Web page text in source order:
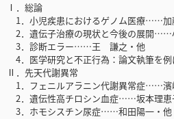
Ⅰ．総論
1．小児疾患におけるゲノム医療……加
2．遺伝子治療の現状と今後の展開……
3．診断エラー……王 謙之・他
4．医学研究と不正行為：論文執筆
Ⅱ．先天代謝異常
1．フェニルアラニン代謝異常症……濱
2．遺伝性高チロシン血症……坂本理恵
3．ホモシスチン尿症……和田陽一・他